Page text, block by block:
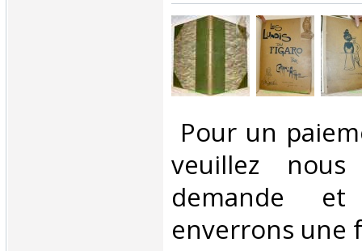
Pour un
veuillez
demande
enverrons une